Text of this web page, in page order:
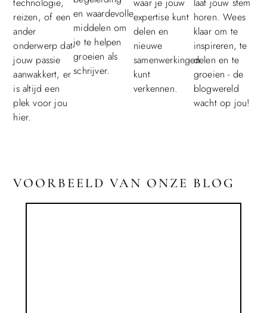
reizen, of een
ander
onderwerp dat
jouw passie
aanwakkert, er
is altijd een
plek voor jou
hier.
en waardevolle
middelen om
je te helpen
groeien als
schrijver.
expertise kunt
delen en
nieuwe
samenwerkingen
kunt
verkennen.
horen. Wees
klaar om te
inspireren, te
delen en te
groeien - de
blogwereld
wacht op jou!
VOORBEELD VAN ONZE BLOG